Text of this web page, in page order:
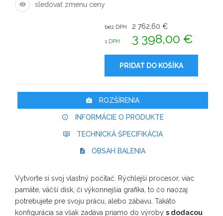
sledovať zmenu ceny
bez DPH 2 762,60 €
s DPH 3 398,00 €
PRIDAŤ DO KOŠÍKA
ROZŠÍRENIA
INFORMÁCIE O PRODUKTE
TECHNICKÁ ŠPECIFIKÁCIA
OBSAH BALENIA
Vytvorte si svoj vlastný počítač. Rýchlejší procesor, viac
pamäte, väčší disk, či výkonnejšia grafika, to čo naozaj
potrebujete pre svoju prácu, alebo zábavu. Takáto
konfigurácia sa však zadáva priamo do výroby s dodacou